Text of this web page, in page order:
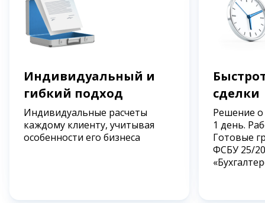
Индивидуальный и
гибкий подход
Индивидуальные расчеты
каждому клиенту, учитывая
особенности его бизнеса
сделки
Решение
1 день.
Готовые
ФСБУ 25/